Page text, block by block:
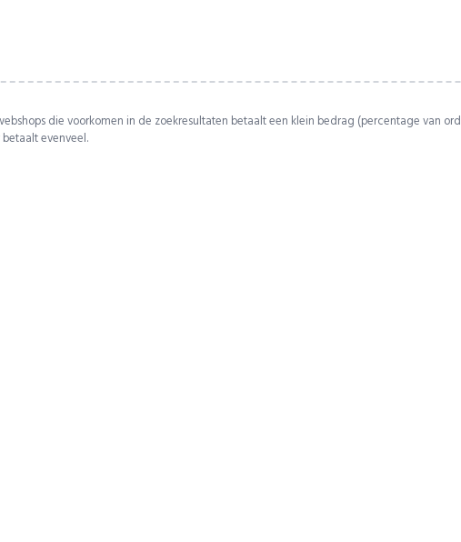
die voorkomen in de zoekresultaten betaalt een klein bedrag (percentage van
betaalt evenveel.